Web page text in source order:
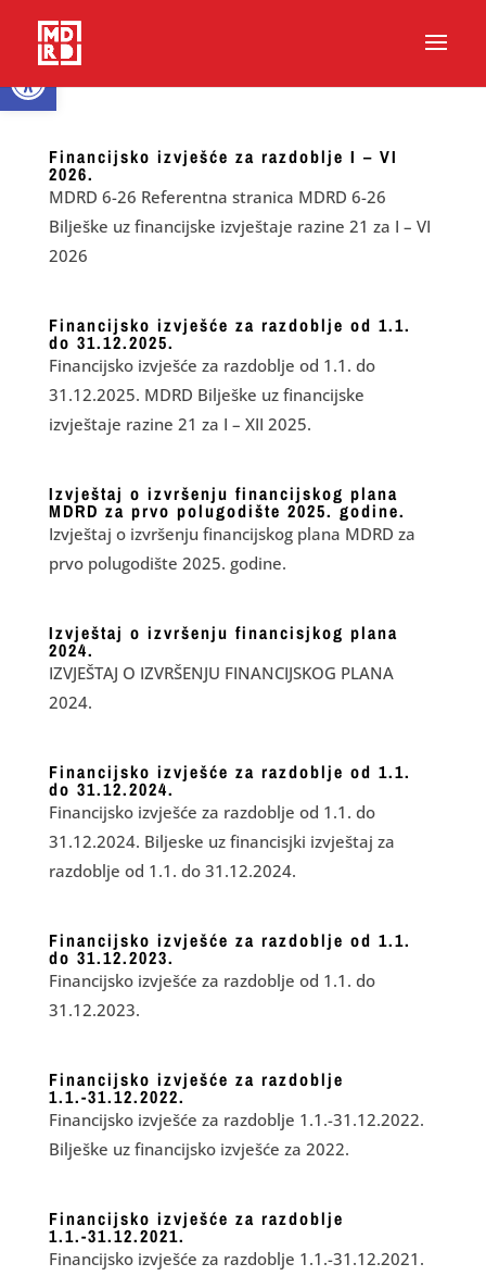
Open toolbar
Financijsko izvješće za razdoblje I – VI
2026.
MDRD 6-26 Referentna stranica MDRD 6-26
Bilješke uz financijske izvještaje razine 21 za I – VI
2026
Financijsko izvješće za razdoblje od 1.1.
do 31.12.2025.
Financijsko izvješće za razdoblje od 1.1. do
31.12.2025. MDRD Bilješke uz financijske
izvještaje razine 21 za I – XII 2025.
Izvještaj o izvršenju financijskog plana
MDRD za prvo polugodište 2025. godine.
Izvještaj o izvršenju financijskog plana MDRD za
prvo polugodište 2025. godine.
Izvještaj o izvršenju financisjkog plana
2024.
IZVJEŠTAJ O IZVRŠENJU FINANCIJSKOG PLANA
2024.
Financijsko izvješće za razdoblje od 1.1.
do 31.12.2024.
Financijsko izvješće za razdoblje od 1.1. do
31.12.2024. Biljeske uz financisjki izvještaj za
razdoblje od 1.1. do 31.12.2024.
Financijsko izvješće za razdoblje od 1.1.
do 31.12.2023.
Financijsko izvješće za razdoblje od 1.1. do
31.12.2023.
Financijsko izvješće za razdoblje
1.1.-31.12.2022.
Financijsko izvješće za razdoblje 1.1.-31.12.2022.
Bilješke uz financijsko izvješće za 2022.
Financijsko izvješće za razdoblje
1.1.-31.12.2021.
Financijsko izvješće za razdoblje 1.1.-31.12.2021.